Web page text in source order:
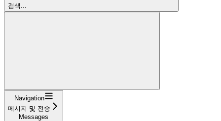
검색...
Navigation
메시지 및 전송
Messages